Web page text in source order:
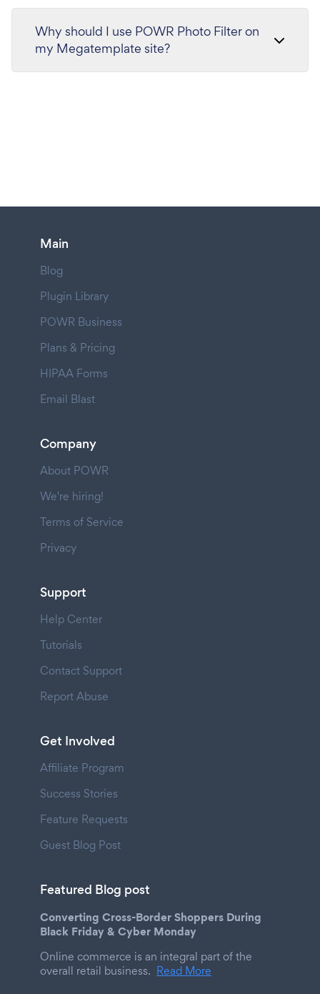
Why should I use POWR Photo Filter on
my Megatemplate site?
Main
Blog
Plugin Library
POWR Business
Plans & Pricing
HIPAA Forms
Email Blast
Company
About POWR
We're hiring!
Terms of Service
Privacy
Support
Help Center
Tutorials
Contact Support
Report Abuse
Get Involved
Affiliate Program
Success Stories
Feature Requests
Guest Blog Post
Featured Blog post
Converting Cross-Border Shoppers During
Black Friday & Cyber Monday
Online commerce is an integral part of the
overall retail business. Read More